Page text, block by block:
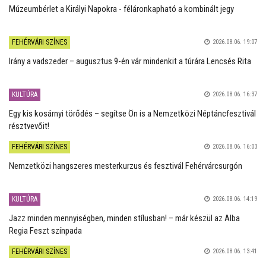
Múzeumbérlet a Királyi Napokra - féláronkapható a kombinált jegy
FEHÉRVÁRI SZÍNES 2026.08.06. 19:07
Irány a vadszeder – augusztus 9-én vár mindenkit a túrára Lencsés Rita
KULTÚRA 2026.08.06. 16:37
Egy kis kosárnyi törődés – segítse Ön is a Nemzetközi Néptáncfesztivál
résztvevőit!
FEHÉRVÁRI SZÍNES 2026.08.06. 16:03
Nemzetközi hangszeres mesterkurzus és fesztivál Fehérvárcsurgón
KULTÚRA 2026.08.06. 14:19
Jazz minden mennyiségben, minden stílusban! – már készül az Alba
Regia Feszt színpada
FEHÉRVÁRI SZÍNES 2026.08.06. 13:41